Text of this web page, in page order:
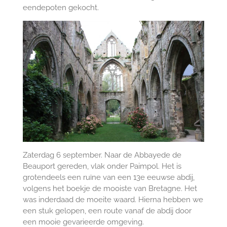
eendepoten gekocht.
Zaterdag 6 september. Naar de Abbayede de
Beauport gereden, vlak onder Paimpol. Het is
grotendeels een ruïne van een 13e eeuwse abdij,
volgens het boekje de mooiste van Bretagne. Het
was inderdaad de moeite waard. Hierna hebben we
een stuk gelopen, een route vanaf de abdij door
een mooie gevarieerde omgeving.